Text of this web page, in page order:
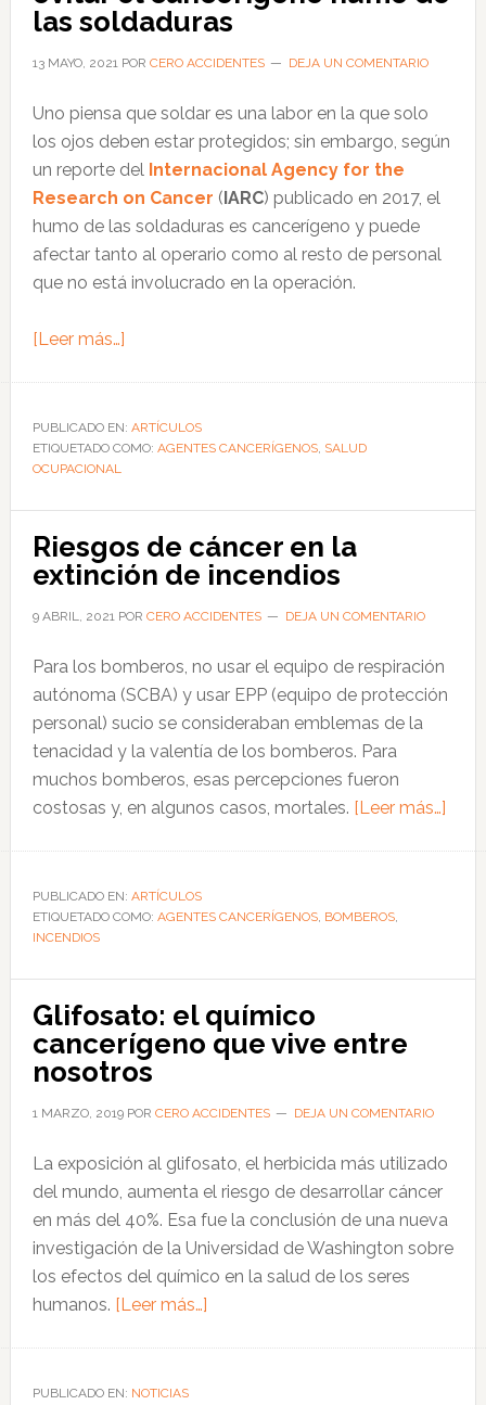
de
los
motores
son
cancerígenos
las soldaduras
13 MAYO, 2021POR CERO ACCIDENTES DEJA UN COMENTARIO
Uno piensa que soldar es una labor en la que solo
los ojos deben estar protegidos; sin embargo, según
un reporte del Internacional Agency for the
Research on Cancer (IARC) publicado en 2017, el
humo de las soldaduras es cancerígeno y puede
afectar tanto al operario como al resto de personal
que no está involucrado en la operación.
[Leer más…]acerca
el
equipo
para
evitar
el
cancerígeno
humo
las
soldaduras
PUBLICADO EN: ARTÍCULOS
ETIQUETADO COMO: AGENTES CANCERÍGENOS, SALUD
OCUPACIONAL
Riesgos de cáncer en la
extinción de incendios
9 ABRIL, 2021POR CERO ACCIDENTES DEJA UN COMENTARIO
Para los bomberos, no usar el equipo de respiración
autónoma (SCBA) y usar EPP (equipo de protección
personal) sucio se consideraban emblemas de la
tenacidad y la valentía de los bomberos. Para
muchos bomberos, esas percepciones fueron
costosas y, en algunos casos, mortales. [Leer más…]
la
PUBLICADO EN: ARTÍCULOS
ETIQUETADO COMO: AGENTES CANCERÍGENOS, BOMBEROS,
INCENDIOS
Glifosato: el químico
cancerígeno que vive entre
nosotros
1 MARZO, 2019POR CERO ACCIDENTES DEJA UN COMENTARIO
La exposición al glifosato, el herbicida más utilizado
del mundo, aumenta el riesgo de desarrollar cáncer
en más del 40%. Esa fue la conclusión de una nueva
investigación de la Universidad de Washington sobre
los efectos del químico en la salud de los seres
humanos. [Leer más…]acerca
PUBLICADO EN: NOTICIAS